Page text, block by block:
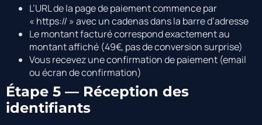
L’URL de la page de paiement commence par
« https:// » avec un cadenas dans la barre d’adresse
Le montant facturé correspond exactement au
montant affiché (49€, pas de conversion surprise)
Vous recevez une confirmation de paiement (email
ou écran de confirmation)
Étape 5 — Réception des
identifiants